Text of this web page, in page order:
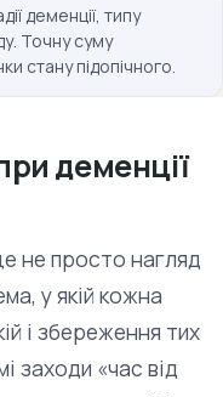
деменції, типу
Точну суму
стану підопічного.
деменції
не просто нагляд
у якій кожна
і збереження тих
заходи «час від